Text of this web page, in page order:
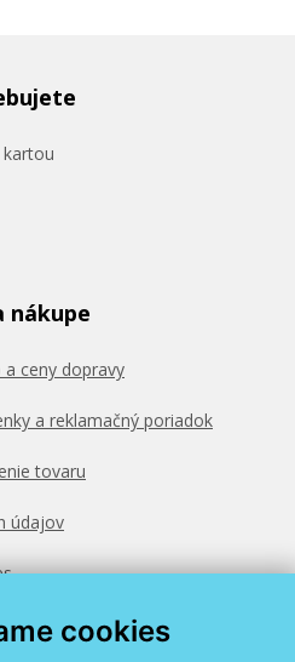
cookies
nákupe
ceny dopravy
a reklamačný poriadok
tovaru
údajov